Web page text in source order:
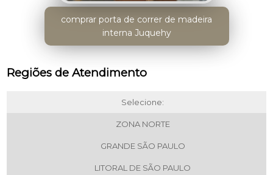
comprar porta de correr de madeira
interna Juquehy
Regiões de Atendimento
Selecione:
ZONA NORTE
GRANDE SÃO PAULO
LITORAL DE SÃO PAULO